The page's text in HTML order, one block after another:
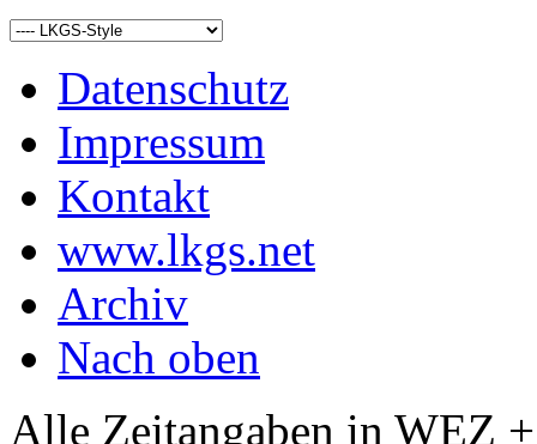
Datenschutz
Impressum
Kontakt
www.lkgs.net
Archiv
Nach oben
Alle Zeitangaben in WEZ